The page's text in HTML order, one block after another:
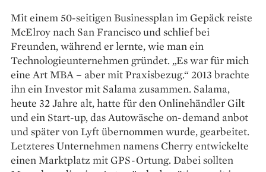
Mit einem 50-seitigen Businessplan im Gepäck reiste
McElroy nach San Francisco und schlief bei
Freunden, während er lernte, wie man ein
Technologieunternehmen gründet. „Es war für mich
eine Art MBA – aber mit Praxisbezug.“ 2013 brachte
ihn ein Investor mit Salama zusammen. Salama,
heute 32 Jahre alt, hatte für den Onlinehändler Gilt
und ein Start-up, das Autowäsche on-demand anbot
und später von Lyft übernommen wurde, gearbeitet.
Letzteres Unternehmen namens Cherry entwickelte
einen Marktplatz mit GPS-Ortung. Dabei sollten